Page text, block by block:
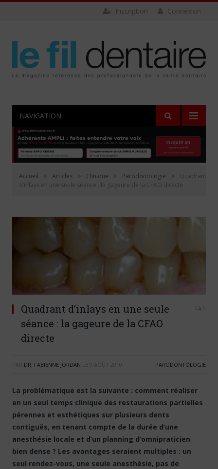
Connexion
Inscription
NAVIGATION
Accueil » Articles » Clinique » Parodontologie »
Quadrant
d’inlays en une seule séance : la gageure de la CFAO directe
Quadrant d’inlays en une seule
séance : la gageure de la CFAO
directe
0
PAR DR. FABIENNE JORDAN LE 9 AOÛT 2010 PARODONTOLOGIE
La problématique est la suivante : comment réaliser
en un seul temps clinique des restaurations partielles
pérennes et esthétiques sur plusieurs dents
contiguës, en tenant compte de la durée d’une
anesthésie locale et d’un planning d’omnipraticien
bien dense ? Les avantages seraient multiples : un
seul rendez-vous, une seule anesthésie, pas de